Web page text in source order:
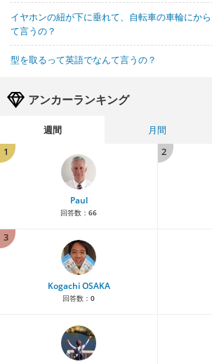
イヤホンの紐が下に垂れて、自転車の車輪にか
て言うの？
型を取るって英語でなんて言うの？
アンカーランキング
週間 月間
1
Paul
回答数： 66
2
3
Kogachi OSAKA
回答数： 0